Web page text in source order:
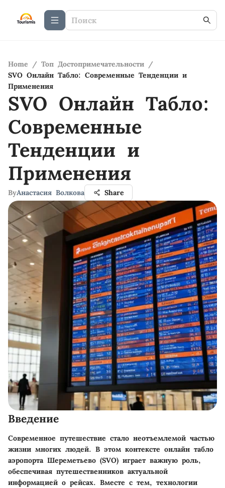
Home / Топ Достопримечательности /
SVO Онлайн Табло: Современные Тенденции и
Применения
SVO Онлайн Табло:
Современные
Тенденции и
Применения
ByАнастасия Волкова Share
Введение
Современное путешествие стало неотъемлемой частью
жизни многих людей. В этом контексте онлайн табло
аэропорта Шереметьево (SVO) играет важную роль,
обеспечивая путешественников актуальной
информацией о рейсах. Вместе с тем, технологии